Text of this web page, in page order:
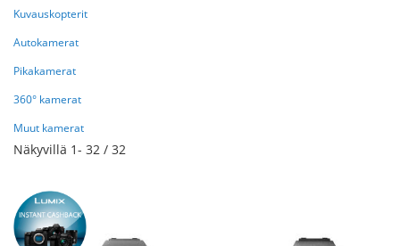
Näkyvillä 1- 32 / 32
Kuvauskopterit
Autokamerat
Pikakamerat
360° kamerat
Muut kamerat